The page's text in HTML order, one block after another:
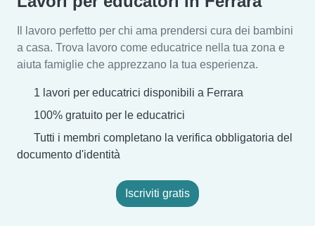
Il lavoro perfetto per chi ama prendersi cura dei bambini
a casa. Trova lavoro come educatrice nella tua zona e
aiuta famiglie che apprezzano la tua esperienza.
1 lavori per educatrici disponibili a Ferrara
100% gratuito per le educatrici
Tutti i membri completano la verifica obbligatoria del
documento d'identità
Iscriviti gratis